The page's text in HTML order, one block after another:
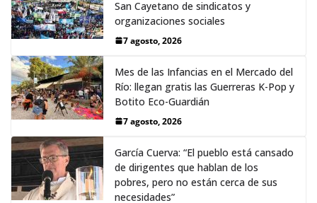
San Cayetano de sindicatos y
organizaciones sociales
7 agosto, 2026
Mes de las Infancias en el Mercado del
Río: llegan gratis las Guerreras K-Pop y
Botito Eco-Guardián
7 agosto, 2026
García Cuerva: “El pueblo está cansado
de dirigentes que hablan de los
pobres, pero no están cerca de sus
necesidades”